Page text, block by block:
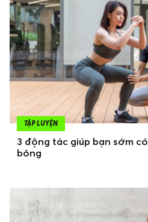
TẬP LUYỆN
3 động tác giúp bạn sớm
bỏng